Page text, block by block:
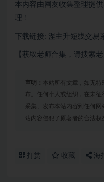
本内容由网友收集整理提
理！
下载链接: 涅主升短线交易
【获取老师合集，请搜索老
声明： 本站所有文章，如无特
布。任何个人或组织，在未征
采集、发布本站内容到任何
站内容侵犯了原著者的合法权
打赏 收藏 海